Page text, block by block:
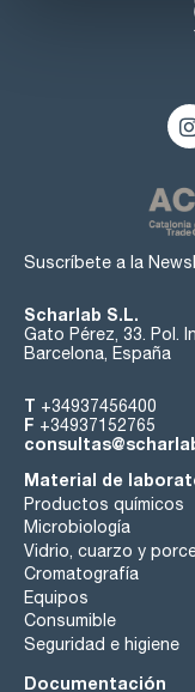
Suscríbete a la
Scharlab S.L.
Gato Pérez, 33. Pol.
Barcelona, España
T +34937456400
F +34937152765
Material de
Productos químicos
Microbiología
Vidrio, cuarzo y
Cromatografía
Equipos
Consumible
Seguridad e higiene
Documentación